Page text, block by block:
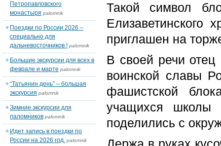
Такой символ
Елизаветинского
приглашен на
В своей речи
воинской славы
фашистской
учащихся школы
поделились с
Петропавловского
монастыря palomnik
Поездки по России 2026 –
специально для
дальневосточников ! palomnik
Большие экскурсии для всех в
феврале и марте palomnik
“Татьянин день” – большая
экскурсия palomnik
Зимние экскурсии для
паломников palomnik
Идет запись в поездки по
России на 2026 год. palomnik